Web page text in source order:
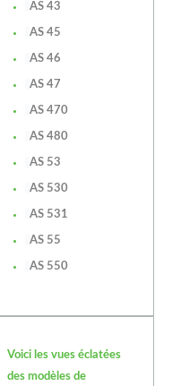
AS 43
AS 45
AS 46
AS 47
AS 470
AS 480
AS 53
AS 530
AS 531
AS 55
AS 550
Voici les vues éclatées
des modèles de